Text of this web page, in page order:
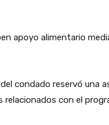
apoyo alimentario
condado reservó una
con el